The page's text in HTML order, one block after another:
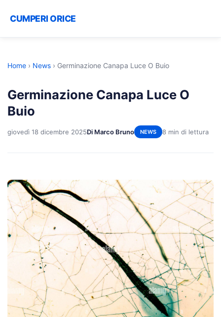
CUMPERI ORICE
Home › News › Germinazione Canapa Luce O Buio
Germinazione Canapa Luce O
Buio
giovedì 18 dicembre 2025Di Marco Bruno NEWS 8 min di lettura